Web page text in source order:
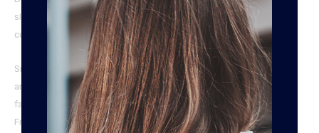
slangenpatroon is een super soepele leren riem. Maak je look
compleet met deze bestseller.
Snake valt onder de Basics van Frankies; Diverse must-have
artikelen van de beste kwaliteit tegen de beste prijs. Zoek je niks
fancy? De functie van een riem is al genoeg? Dan ben je bij
Frankies Leermeneer aan het goede adres.Shop nu door onze